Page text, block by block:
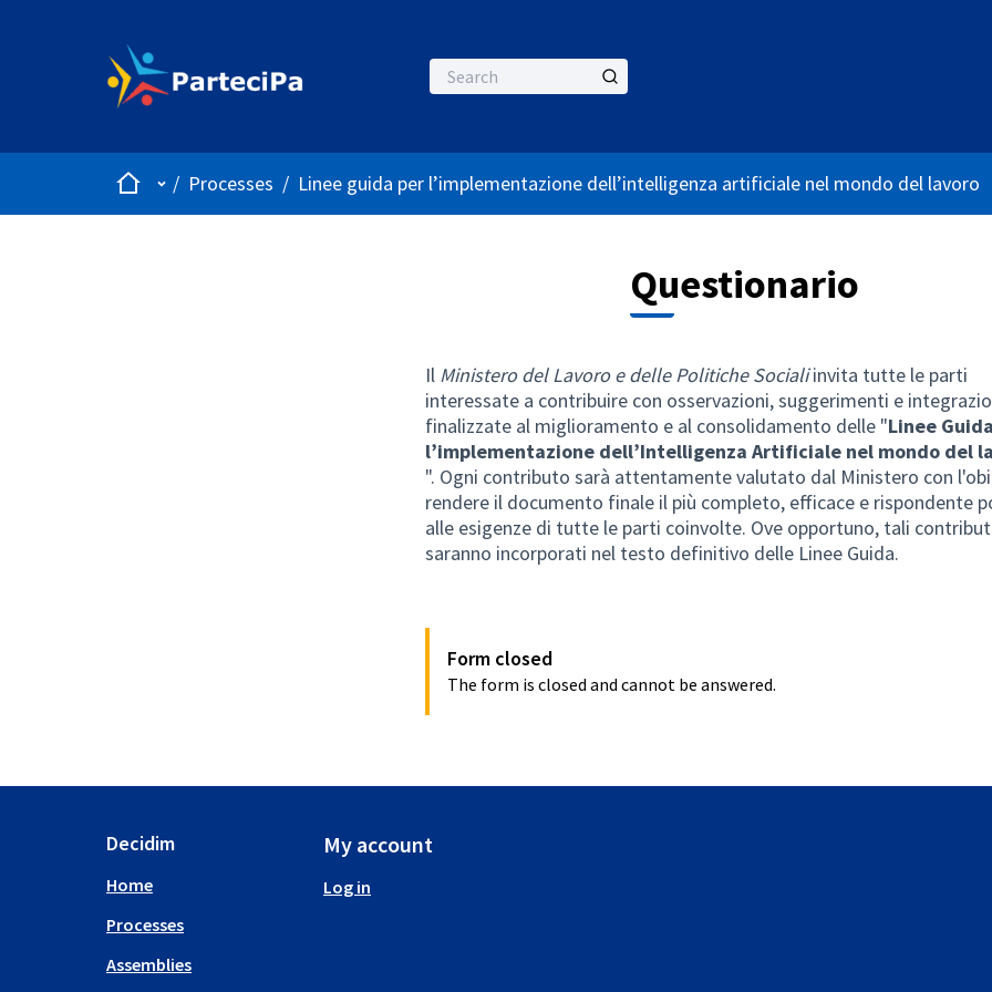
HomeMain menu
/ Processes / Linee guida per l’implementazione dell’intelligenza artificiale nel mondo del lavoro
Questionario
Il Ministero del Lavoro e delle Politiche Socialiinvita tutte le parti
interessate a contribuire con osservazioni, suggerimenti e
finalizzate al miglioramento e al consolidamento delle "Linee
l’implementazione dell’Intelligenza Artificiale nel mondo del
". Ogni contributo sarà attentamente valutato dal Ministero con
rendere il documento finale il più completo, efficace e rispondente
alle esigenze di tutte le parti coinvolte. Ove opportuno, tali
saranno incorporati nel testo definitivo delle Linee Guida.
Form closed
The form is closed and cannot be answered.
Decidim
Home
Processes
Assemblies
My account
Log in